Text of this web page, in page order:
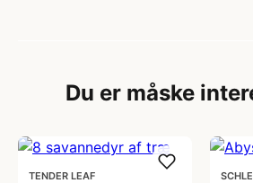
Du er måske
TENDER LEAF